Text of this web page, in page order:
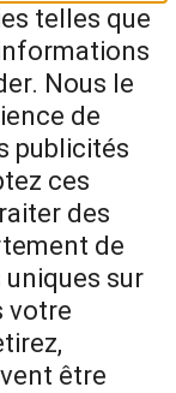
telles que
Nous le
de
publicités
ces
des
de
sur
votre
être